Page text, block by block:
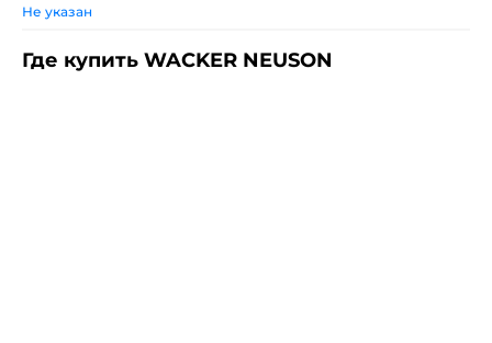
Не указан
Где купить WACKER NEUSON